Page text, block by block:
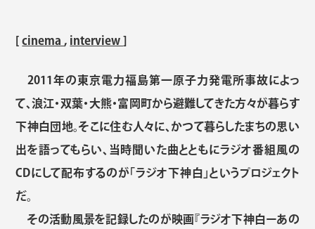
[cinema,interview]
2011年の東京電力福島第一原子力発電所事故によっ
て、浪江・双葉・大熊・富岡町から避難してきた方々が暮らす
下神白団地。そこに住む人々に、かつて暮らしたまちの思い
出を語ってもらい、当時聞いた曲とともにラジオ番組風の
CDにして配布するのが「ラジオ下神白」というプロジェクト
だ。
その活動風景を記録したのが映画『ラジオ下神⽩ーあの